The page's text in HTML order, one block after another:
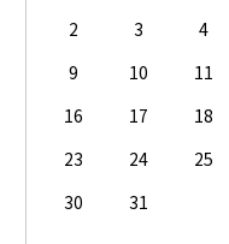
2
3 4
9
10 11
16
17 18
23
24 25
30
31